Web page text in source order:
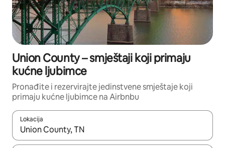
Union County – smještaji koji primaju
kućne ljubimce
Pronađite i rezervirajte jedinstvene smještaje koji
primaju kućne ljubimce na Airbnbu
Lokacija
Kada budu dostupni rezultati, moći ćete ih pregledati